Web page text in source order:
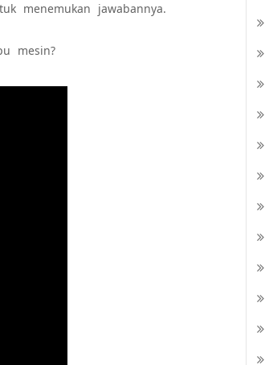
menemukan jawabannya.
mesin?